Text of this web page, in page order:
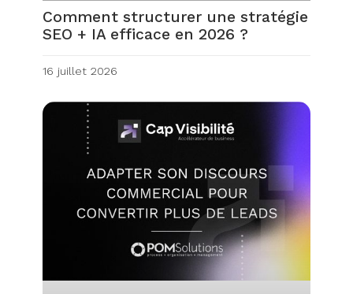
Comment structurer une stratégie
SEO + IA efficace en 2026 ?
16 juillet 2026